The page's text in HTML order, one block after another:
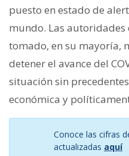
puesto en estado de
mundo. Las autoridades
tomado, en su mayoría,
detener el avance del
situación sin
económica y
Conoce las cifras
actualizadas aquí